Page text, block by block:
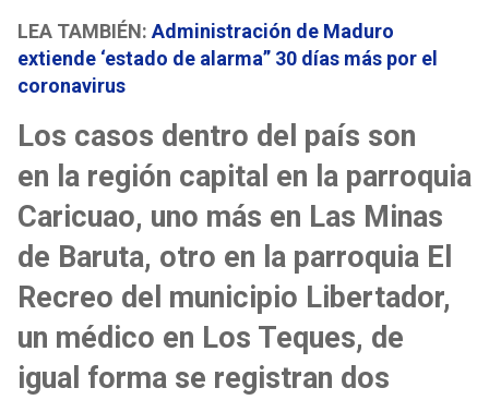
LEA TAMBIÉN: Administración de Maduro
extiende ‘estado de alarma” 30 días más por el
coronavirus
Los casos dentro del país son
en la región capital en la parroquia
Caricuao, uno más en Las Minas
de Baruta, otro en la parroquia El
Recreo del municipio Libertador,
un médico en Los Teques, de
igual forma se registran dos